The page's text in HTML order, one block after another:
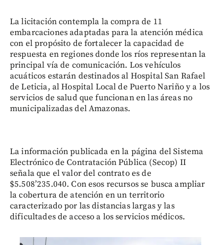
La licitación contempla la compra de 11
embarcaciones adaptadas para la atención médica
con el propósito de fortalecer la capacidad de
respuesta en regiones donde los ríos representan la
principal vía de comunicación. Los vehículos
acuáticos estarán destinados al Hospital San Rafael
de Leticia, al Hospital Local de Puerto Nariño y a los
servicios de salud que funcionan en las áreas no
municipalizadas del Amazonas.
La información publicada en la página del Sistema
Electrónico de Contratación Pública (Secop) II
señala que el valor del contrato es de
$5.508’235.040. Con esos recursos se busca ampliar
la cobertura de atención en un territorio
caracterizado por las distancias largas y las
dificultades de acceso a los servicios médicos.